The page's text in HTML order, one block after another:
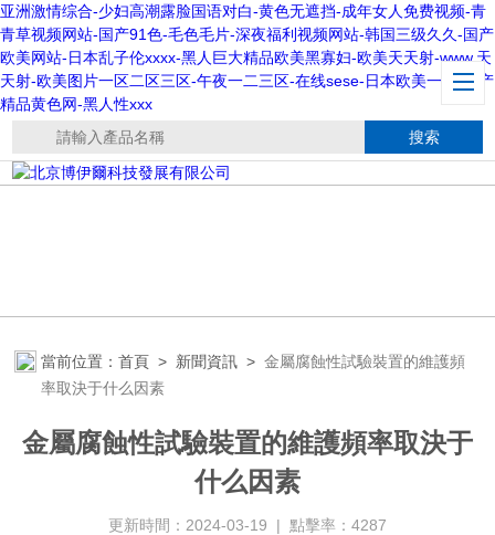
亚洲激情综合-少妇高潮露脸国语对白-黄色无遮挡-成年女人免费视频-青
青草视频网站-国产91色-毛色毛片-深夜福利视频网站-韩国三级久久-国产
欧美网站-日本乱子伦xxxx-黑人巨大精品欧美黑寡妇-欧美天天射-www.天
天射-欧美图片一区二区三区-午夜一二三区-在线sese-日本欧美一级-国产
精品黄色网-黑人性xxx
當前位置：首頁 > 新聞資訊 >金屬腐蝕性試驗裝置的維護頻
率取決于什么因素
金屬腐蝕性試驗裝置的維護頻率取決于
什么因素
更新時間：2024-03-19 | 點擊率：4287